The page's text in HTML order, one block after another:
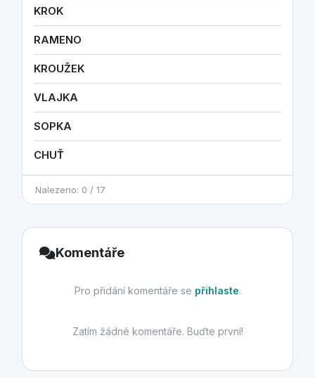
KROK
RAMENO
KROUŽEK
VLAJKA
SOPKA
CHUŤ
Nalezeno: 0 / 17
Komentáře
Pro přidání komentáře se přihlaste.
Zatím žádné komentáře. Buďte první!